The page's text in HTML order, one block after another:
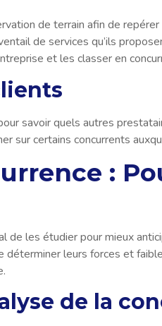
de terrain afin de
de services qu’ils
et les classer en
savoir quels autres
certains concurrents
:
de les étudier pour mieux
déterminer leurs forces et
de la